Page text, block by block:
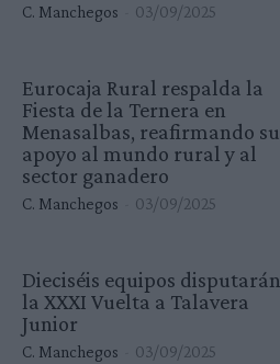
C. Manchegos 03/09/2025
Eurocaja Rural respalda la
Fiesta de la Ternera en
Menasalbas, reafirmando su
apoyo al mundo rural y al
sector ganadero
C. Manchegos 03/09/2025
Dieciséis equipos disputarán
la XXXI Vuelta a Talavera
Junior
C. Manchegos 03/09/2025